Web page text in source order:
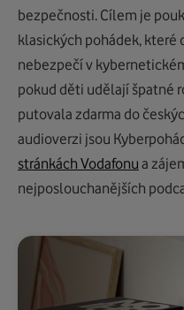
bezpečnosti. Cílem je
klasických pohádek, které
nebezpečí v
pokud děti udělají špatné
putovala zdarma do
audioverzi jsou
stránkách Vodafonu a
nejposlouchanějších